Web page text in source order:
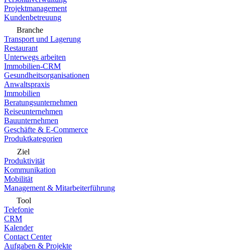
Projektmanagement
Kundenbetreuung
Branche
Transport und Lagerung
Restaurant
Unterwegs arbeiten
Immobilien-CRM
Gesundheitsorganisationen
Anwaltspraxis
Immobilien
Beratungsunternehmen
Reiseunternehmen
Bauunternehmen
Geschäfte & E-Commerce
Produktkategorien
Ziel
Produktivität
Kommunikation
Mobilität
Management & Mitarbeiterführung
Tool
Telefonie
CRM
Kalender
Contact Center
Aufgaben & Projekte